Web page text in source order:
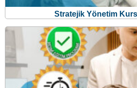
Temel Yöneticilik Kurs